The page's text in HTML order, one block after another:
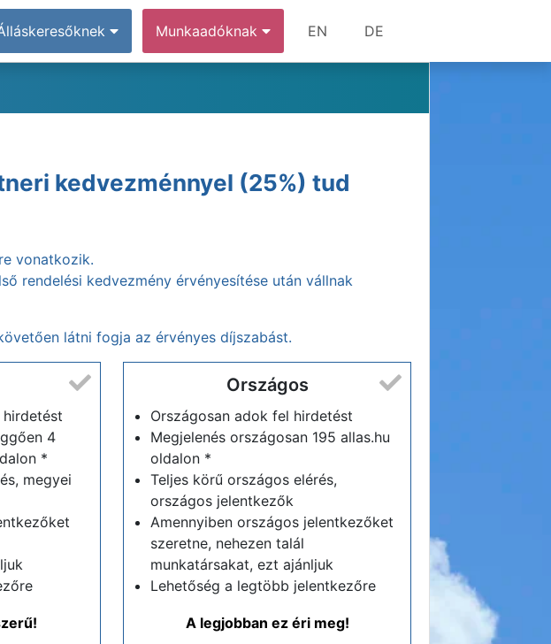
Munkaadóknak EN DE
kedvezménnyel (25%) tud
vonatkozik.
rendelési kedvezmény érvényesítése után vállnak
látni fogja az érvényes díjszabást.
4
*
megyei
Országos
Országosan adok fel hirdetést
Megjelenés országosan 195 allas.hu
oldalon *
Teljes körű országos elérés,
országos jelentkezők
Amennyiben országos jelentkezőket
szeretne, nehezen talál
munkatársakat, ezt ajánljuk
Lehetőség a legtöbb jelentkezőre
A legjobban ez éri meg!